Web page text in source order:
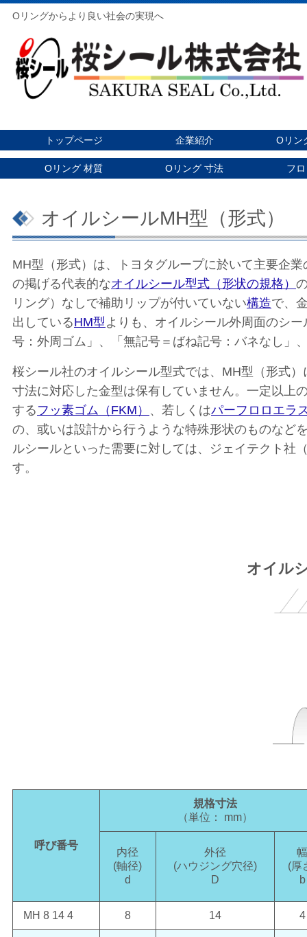
Oリングからより良い社会の実現へ
トップページ 企業紹介 Oリン
Oリング 材質 Oリング 寸法 フ
オイルシールMH型（形式）
MH型（形式）は、トヨタグループに於いて主要企
の掲げる代表的なオイルシール型式（形状の規格）
リング）なしで補助リップが付いていない構造で、
出しているHM型 よりも、オイルシール外周面のシ
号：外周ゴム」、「無記号＝ばね記号：バネなし」
桜シール社のオイルシール型式では、MH型（形式
寸法に対応した金型は保有していません。一定以上
する フッ素ゴム（FKM） 、若しくはパーフロロエラ
の、或いは設計から行うような特殊形状のものなど
ルシールといった需要に対しては、ジェイテクト社
す。
オイル
呼び番号
規格寸法
（単位： mm）
内径
(軸径)
d
外径
(ハウジング穴径)
D
(厚
b
MH 8 14 4 8 14 4